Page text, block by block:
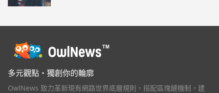
多元觀點・獨創你的輪廓
OwlNews 致力革新現有網路世界底層規則，搭配區塊鏈機制，建